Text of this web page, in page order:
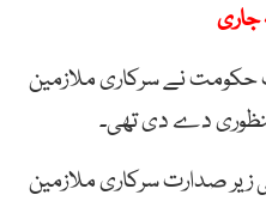
جاری
حکومت نے سرکاری ملازمین
دے دی تھی۔
زیر صدارت سرکاری ملازمین